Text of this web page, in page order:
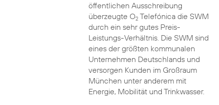
öffentlichen Ausschreibung
überzeugte O2Telefónica die SWM
durch ein sehr gutes Preis-
Leistungs-Verhältnis. Die SWM sind
eines der größten kommunalen
Unternehmen Deutschlands und
versorgen Kunden im Großraum
München unter anderem mit
Energie, Mobilität und Trinkwasser.